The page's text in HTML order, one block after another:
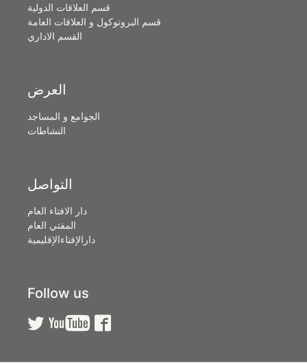
قسم العلاقات الدولية
قسم البروتوكول و العلاقات العامة
القسم الاداري
العرض
الجوامع و المساجد
النشاطات
التواصل
دار الافتاء العام
المفتي العام
دارالإفتاءالإقليمية
Follow us
  